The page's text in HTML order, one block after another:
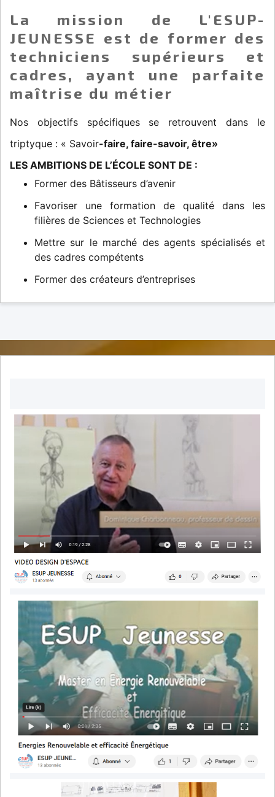
La mission de L'ESUP-
JEUNESSE est de former des
techniciens supérieurs et
cadres, ayant une parfaite
maîtrise du métier
Nos objectifs spécifiques se retrouvent dans le
triptyque : « Savoir-faire, faire-savoir, être»
LES AMBITIONS DE L’ÉCOLE SONT DE :
Former des Bâtisseurs d’avenir
Favoriser une formation de qualité dans les
filières de Sciences et Technologies
Mettre sur le marché des agents spécialisés et
des cadres compétents
Former des créateurs d’entreprises